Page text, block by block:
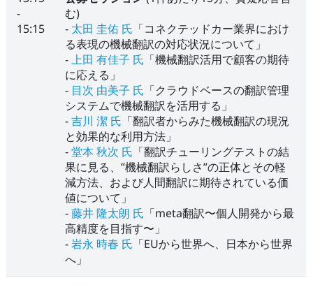
-
15:15
む)
- 太田 圭佑 氏 「コネクテッドカー業界におけ
る表現の機械翻訳の対応状況について」
-上田 有佳子 氏 「機械翻訳活用で顧客の期待
に応える」
- 目次 由美子 氏 「クラウドベースの翻訳管理
システムで機械翻訳を活用する」
-吉川 潔 氏 「翻訳者からみた機械翻訳の現況
と効果的な利用方法」
-堂本 秋次 氏 「翻訳チューリングテストの結
果に見る、”機械翻訳らしさ”の正体とその軽
減方法、および人間翻訳に期待されている価
値について」
-藤井 隆太朗 氏 「meta翻訳〜個人開発から最
高精度を目指す〜」
-岩永 時春 氏 「EUから世界へ、日本から世界
へ」